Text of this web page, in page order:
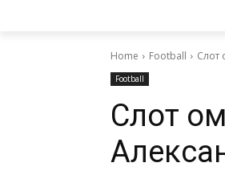
Home Football Слот
Football
Слот